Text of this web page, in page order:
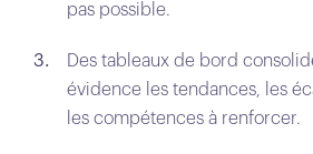
pas possible.
Des tableaux de bord
évidence les tendances, les
les compétences à renforcer.